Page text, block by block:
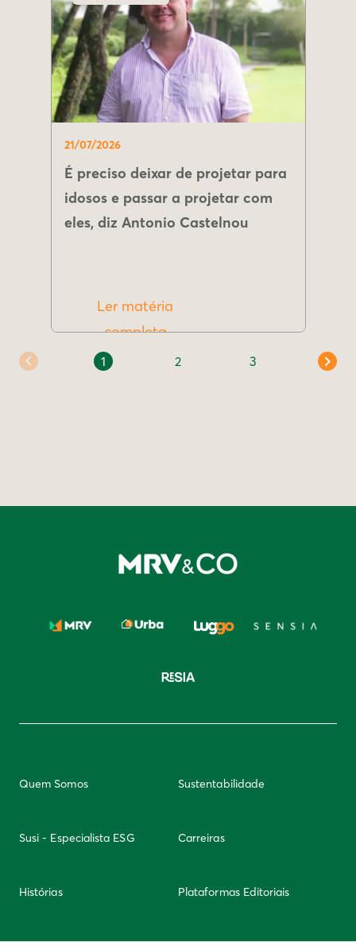
21/07/2026
É preciso deixar de projetar para
idosos e passar a projetar com
eles, diz Antonio Castelnou
Ler matéria
completa
1 2 3
Quem Somos Sustentabilidade
Susi - Especialista ESG Carreiras
Histórias Plataformas Editoriais
Newsletter Integridade